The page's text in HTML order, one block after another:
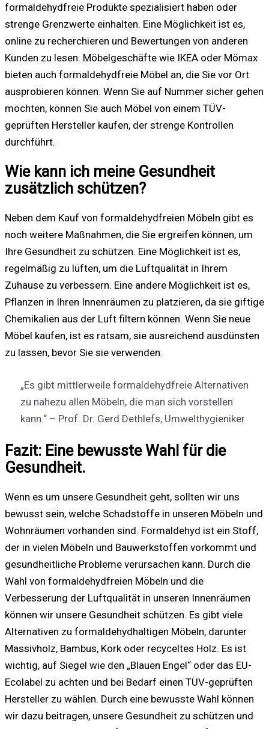
formaldehydfreie Produkte spezialisiert haben oder
strenge Grenzwerte einhalten. Eine Möglichkeit ist es,
online zu recherchieren und Bewertungen von anderen
Kunden zu lesen. Möbelgeschäfte wie IKEA oder Mömax
bieten auch formaldehydfreie Möbel an, die Sie vor Ort
ausprobieren können. Wenn Sie auf Nummer sicher gehen
möchten, können Sie auch Möbel von einem TÜV-
geprüften Hersteller kaufen, der strenge Kontrollen
durchführt.
Wie kann ich meine Gesundheit
zusätzlich schützen?
Neben dem Kauf von formaldehydfreien Möbeln gibt es
noch weitere Maßnahmen, die Sie ergreifen können, um
Ihre Gesundheit zu schützen. Eine Möglichkeit ist es,
regelmäßig zu lüften, um die Luftqualität in Ihrem
Zuhause zu verbessern. Eine andere Möglichkeit ist es,
Pflanzen in Ihren Innenräumen zu platzieren, da sie giftige
Chemikalien aus der Luft filtern können. Wenn Sie neue
Möbel kaufen, ist es ratsam, sie ausreichend ausdünsten
zu lassen, bevor Sie sie verwenden.
„Es gibt mittlerweile formaldehydfreie Alternativen
zu nahezu allen Möbeln, die man sich vorstellen
kann.“ – Prof. Dr. Gerd Dethlefs, Umwelthygieniker
Fazit: Eine bewusste Wahl für die
Gesundheit.
Wenn es um unsere Gesundheit geht, sollten wir uns
bewusst sein, welche Schadstoffe in unseren Möbeln und
Wohnräumen vorhanden sind. Formaldehyd ist ein Stoff,
der in vielen Möbeln und Bauwerkstoffen vorkommt und
gesundheitliche Probleme verursachen kann. Durch die
Wahl von formaldehydfreien Möbeln und die
Verbesserung der Luftqualität in unseren Innenräumen
können wir unsere Gesundheit schützen. Es gibt viele
Alternativen zu formaldehydhaltigen Möbeln, darunter
Massivholz, Bambus, Kork oder recyceltes Holz. Es ist
wichtig, auf Siegel wie den „Blauen Engel“ oder das EU-
Ecolabel zu achten und bei Bedarf einen TÜV-geprüften
Hersteller zu wählen. Durch eine bewusste Wahl können
wir dazu beitragen, unsere Gesundheit zu schützen und